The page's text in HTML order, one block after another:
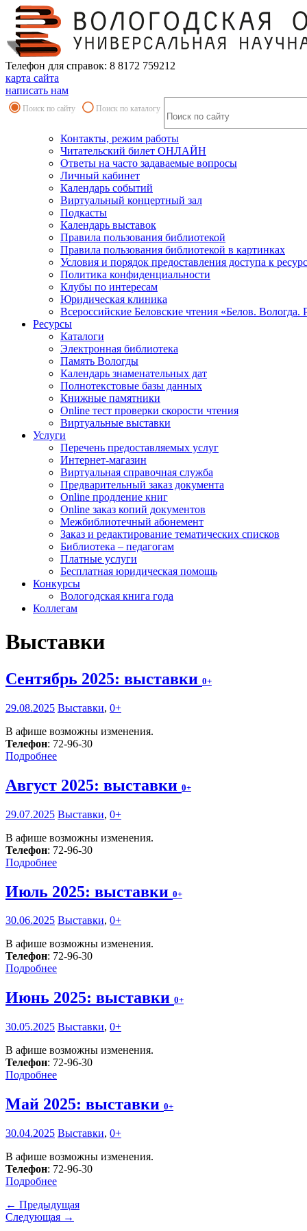
Телефон для справок: 8 8172 759212
карта сайта
написать нам
Поиск по сайту Поиск по каталогу
Контакты, режим работы
Читательский билет ОНЛАЙН
Ответы на часто задаваемые вопросы
Личный кабинет
Календарь событий
Виртуальный концертный зал
Подкасты
Календарь выставок
Правила пользования библиотекой
Правила пользования библиотекой в картинках
Условия и порядок предоставления доступа к
Политика конфиденциальности
Клубы по интересам
Юридическая клиника
Всероссийские Беловские чтения «Белов. Вологда.
Ресурсы
Каталоги
Электронная библиотека
Память Вологды
Календарь знаменательных дат
Полнотекстовые базы данных
Книжные памятники
Online тест проверки скорости чтения
Виртуальные выставки
Услуги
Перечень предоставляемых услуг
Интернет-магазин
Виртуальная справочная служба
Предварительный заказ документа
Online продление книг
Online заказ копий документов
Межбиблиотечный абонемент
Заказ и редактирование тематических списков
Библиотека – педагогам
Платные услуги
Бесплатная юридическая помощь
Конкурсы
Вологодская книга года
Коллегам
Выставки
Сентябрь 2025: выставки 0+
29.08.2025 Выставки, 0+
В афише возможны изменения.
Телефон: 72-96-30
Подробнее
Август 2025: выставки 0+
29.07.2025 Выставки, 0+
В афише возможны изменения.
Телефон: 72-96-30
Подробнее
Июль 2025: выставки 0+
30.06.2025 Выставки, 0+
В афише возможны изменения.
Телефон: 72-96-30
Подробнее
Июнь 2025: выставки 0+
30.05.2025 Выставки, 0+
В афише возможны изменения.
Телефон: 72-96-30
Подробнее
Май 2025: выставки 0+
30.04.2025 Выставки, 0+
В афише возможны изменения.
Телефон: 72-96-30
Подробнее
← Предыдущая
Следующая →